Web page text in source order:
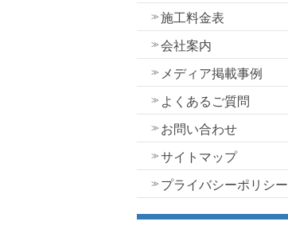
施工料金表
会社案内
メディア掲載事例
よくあるご質問
お問い合わせ
サイトマップ
プライバシーポリシー